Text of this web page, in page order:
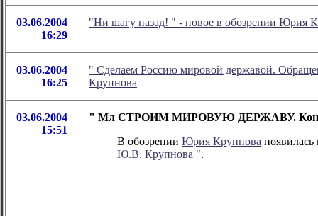
03.06.2004
16:29
"Ни шагу назад! " - новое в обозрении Юрия
03.06.2004
16:25
" Сделаем Россию мировой державой.
Крупнова
03.06.2004
15:51
" Мл СТРОИМ МИРОВУЮ ДЕРЖАВУ.
В обозрении Юрия Крупнова появилась
Ю.В. Крупнова ".